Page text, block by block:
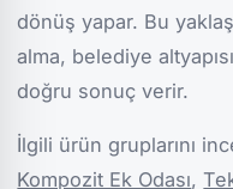
dönüş yapar. Bu
alma, belediye
doğru sonuç verir.
İlgili ürün gruplarını
Kompozit Ek Odası,